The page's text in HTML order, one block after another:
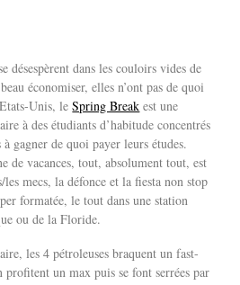
désespèrent dans les couloirs vides de
économiser, elles n’ont pas de quoi
Unis, leSpring Break est une
à des étudiants d’habitude concentrés
gagner de quoi payer leurs études.
de vacances, tout, absolument tout, est
mecs, la défonce et la fiesta non stop
formatée, le tout dans une station
ou de la Floride.
les 4 pétroleuses braquent un fast-
un max puis se font serrées par